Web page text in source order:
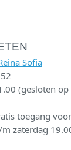
Sofia
(gesloten
toegang
zaterdag